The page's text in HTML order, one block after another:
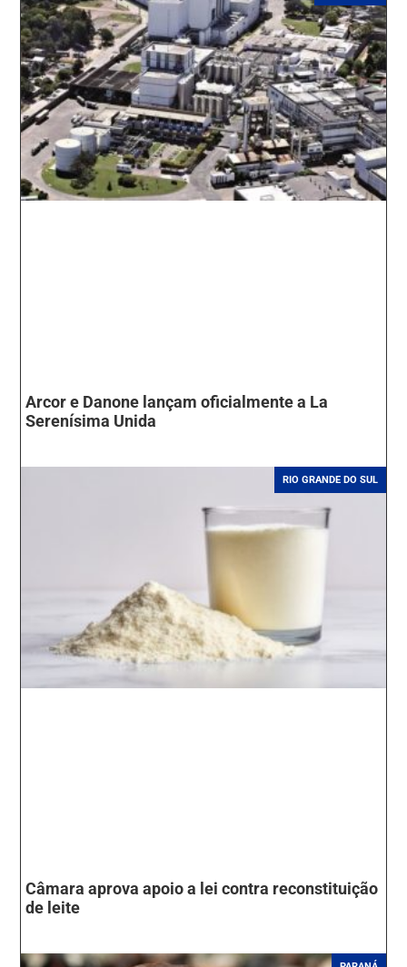
Arcor e Danone lançam oficialmente a La
Serenísima Unida
RIO GRANDE DO SUL
Câmara aprova apoio a lei contra reconstituição
de leite